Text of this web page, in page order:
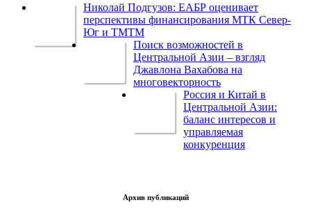
Николай Подгузов: ЕАБР оценивает
перспективы финансирования МТК Север-
Юг и ТМТМ
Поиск возможностей в
Центральной Азии – взгляд
Джавлона Вахабова на
многовекторность
Россия и Китай в
Центральной Азии:
баланс интересов и
управляемая
конкуренция
Архив публикаций